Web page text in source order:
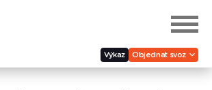
Výkaz Objednat svoz